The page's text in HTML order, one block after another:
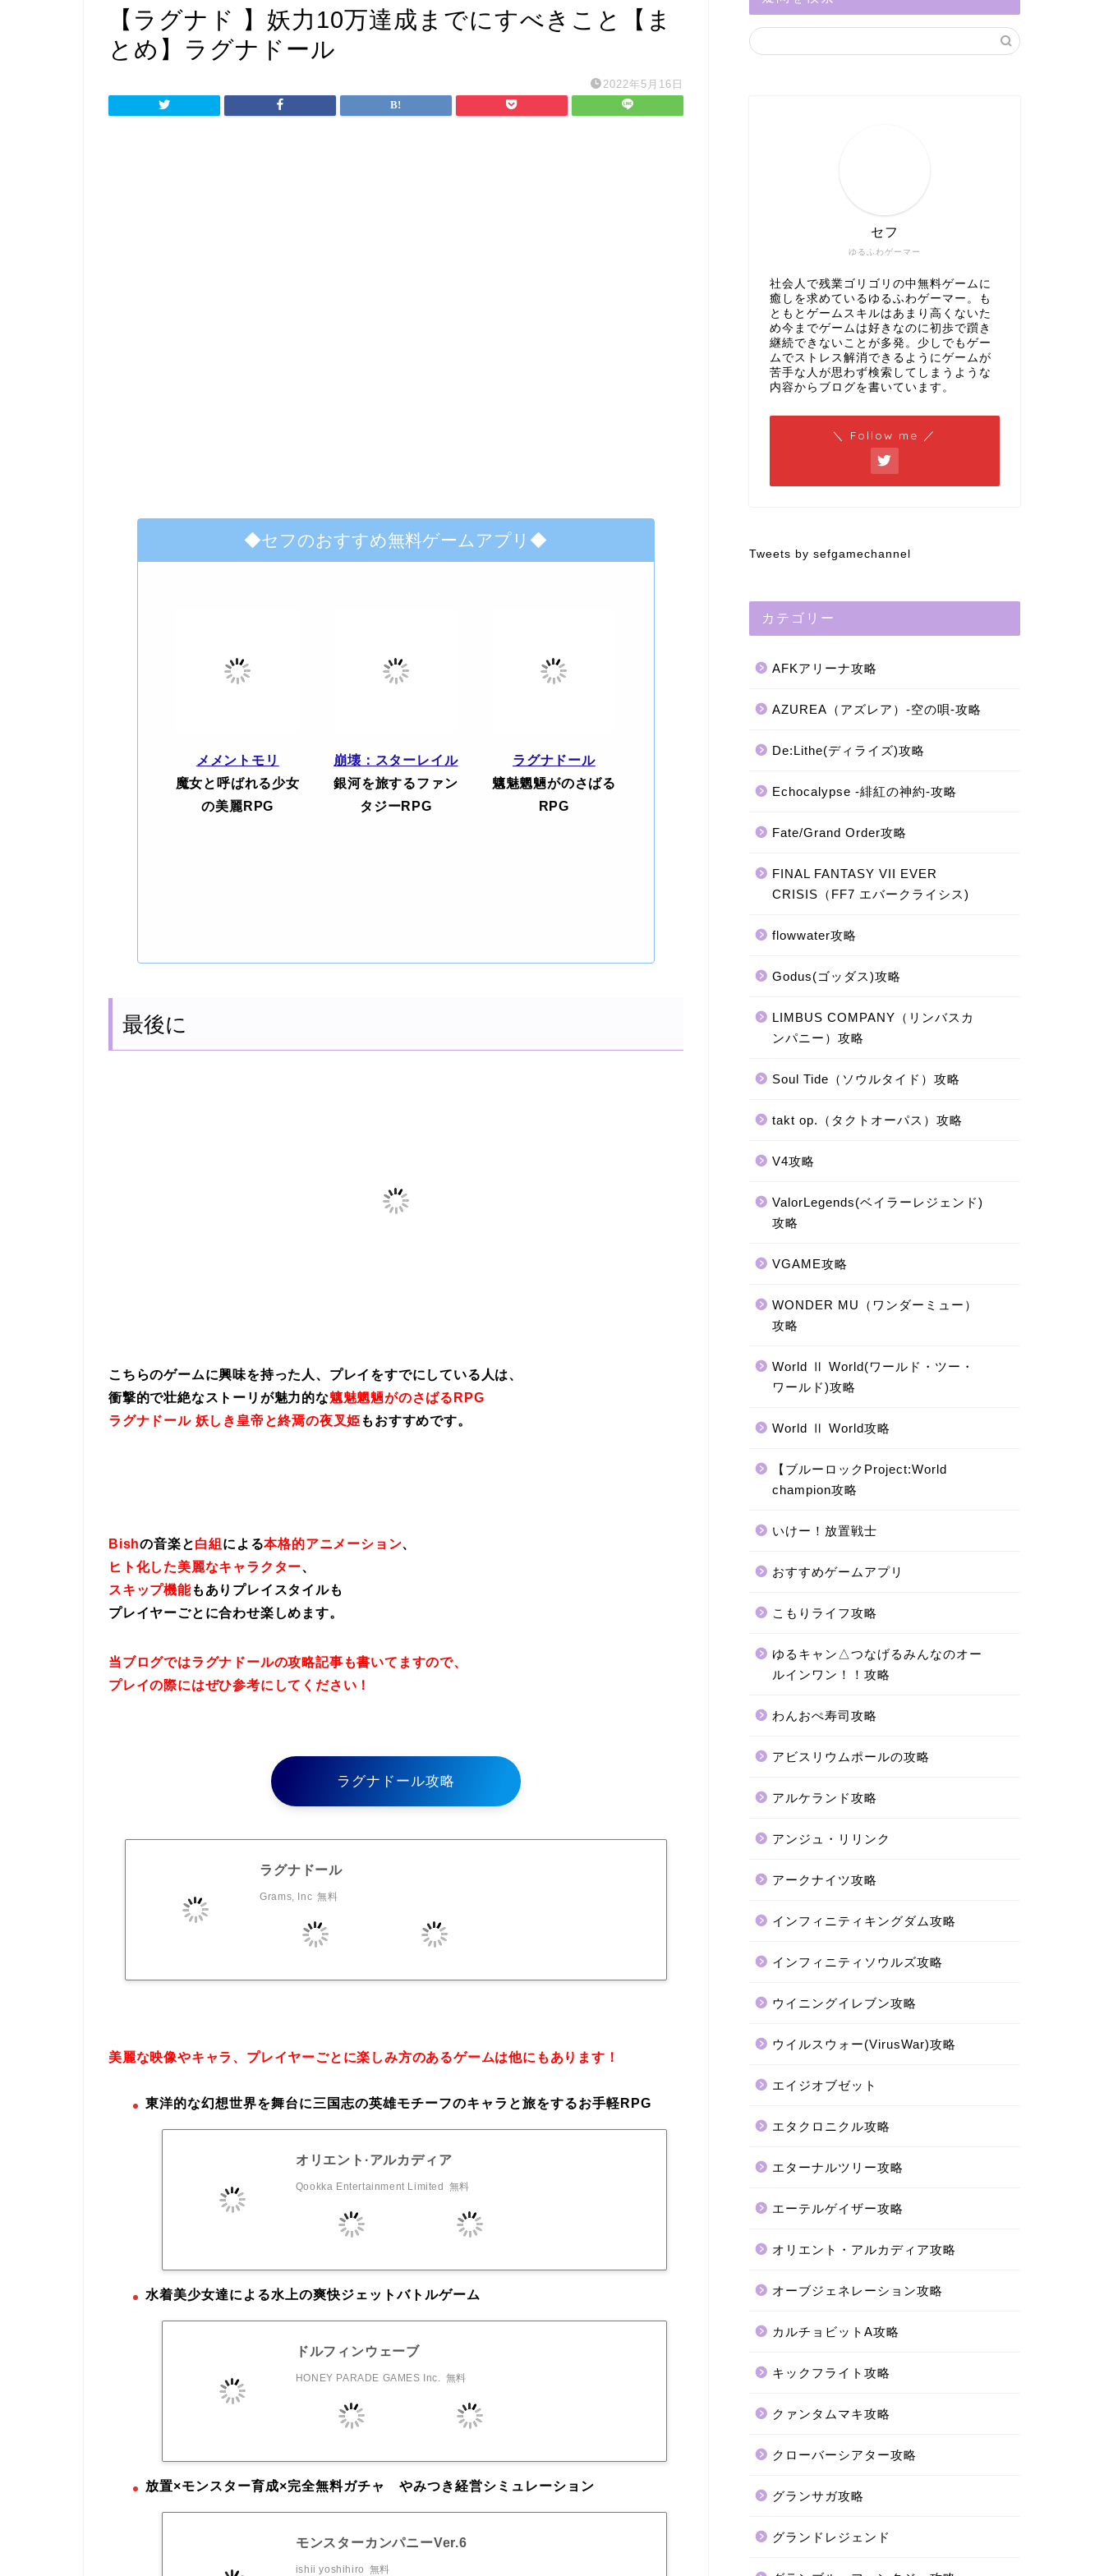
【ラグナド 】妖力10万達成までにすべきこと【ま
とめ】ラグナドール
2022年5月16日
◆セフのおすすめ無料ゲームアプリ◆
メメントモリ
魔女と呼ばれる少女
の美麗RPG
崩壊：スターレイル
銀河を旅するファン
タジーRPG
ラグナドール
魑魅魍魎がのさばる
RPG
最後に
こちらのゲームに興味を持った人、プレイをすでにしている人は、
衝撃的で壮絶なストーリが魅力的な魑魅魍魎がのさばるRPG
ラグナドール 妖しき皇帝と終焉の夜叉姫 もおすすめです。
Bishの音楽と白組 による本格的アニメーション、
ヒト化した美麗なキャラクター、
スキップ機能もありプレイスタイルも
プレイヤーごとに合わせ楽しめます。
当ブログではラグナドールの攻略記事も書いてますので、
プレイの際にはぜひ参考にしてください！
ラグナドール攻略
ラグナドール
Grams, Inc 無料
美麗な映像やキャラ、プレイヤーごとに楽しみ方のあるゲームは他にもあります！
東洋的な幻想世界を舞台に三国志の英雄モチーフのキャラと旅をするお手軽RPG
オリエント·アルカディア
Qookka Entertainment Limited 無料
水着美少女達による水上の爽快ジェットバトルゲーム
ドルフィンウェーブ
HONEY PARADE GAMES Inc. 無料
放置×モンスター育成×完全無料ガチャ やみつき経営シミュレーション
モンスターカンパニーVer.6
ishii yoshihiro 無料
ゆるふわゲーマー
セフ
社会人で残業ゴリゴリの中無料ゲームに
癒しを求めているゆるふわゲーマー。も
ともとゲームスキルはあまり高くないた
め今までゲームは好きなのに初歩で躓き
継続できないことが多発。少しでもゲー
ムでストレス解消できるようにゲームが
苦手な人が思わず検索してしまうような
内容からブログを書いています。
＼ Follow me ／
Tweets by sefgamechannel
カテゴリー
AFKアリーナ攻略
AZUREA（アズレア）-空の唄-攻略
De:Lithe(ディライズ)攻略
Echocalypse -緋紅の神約-攻略
Fate/Grand Order攻略
FINAL FANTASY VII EVER
CRISIS（FF7 エバークライシス)
flowwater攻略
Godus(ゴッダス)攻略
LIMBUS COMPANY（リンバスカ
ンパニー）攻略
Soul Tide（ソウルタイド）攻略
takt op.（タクトオーパス）攻略
V4攻略
ValorLegends(ベイラーレジェンド)
攻略
VGAME攻略
WONDER MU（ワンダーミュー）
攻略
World Ⅱ World(ワールド・ツー・
ワールド)攻略
World Ⅱ World攻略
【ブルーロックProject:World
champion攻略
いけー！放置戦士
おすすめゲームアプリ
こもりライフ攻略
ゆるキャン△つなげるみんなのオー
ルインワン！！攻略
わんおぺ寿司攻略
アビスリウムポールの攻略
アルケランド攻略
アンジュ・リリンク
アークナイツ攻略
インフィニティキングダム攻略
インフィニティソウルズ攻略
ウイニングイレブン攻略
ウイルスウォー(VirusWar)攻略
エイジオブゼット
エタクロニクル攻略
エターナルツリー攻略
エーテルゲイザー攻略
オリエント・アルカディア攻略
オーブジェネレーション攻略
カルチョビットA攻略
キックフライト攻略
クァンタムマキ攻略
クローバーシアター攻略
グランサガ攻略
グランドレジェンド